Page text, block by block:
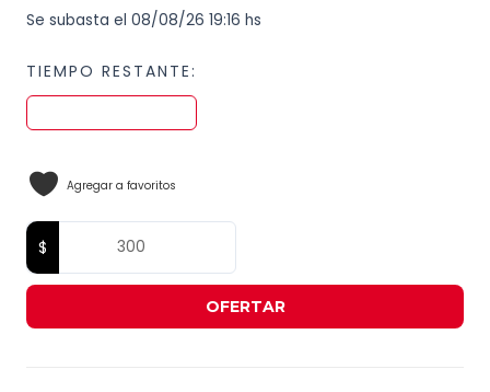
Se subasta el 08/08/26 19:16 hs
TIEMPO RESTANTE:
Agregar a favoritos
OFERTAR